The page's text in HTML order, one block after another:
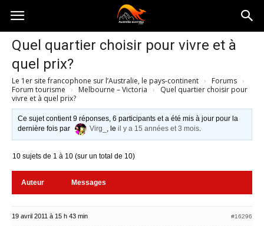
Australia-
australie.com
Quel quartier choisir pour vivre et à
quel prix?
Le 1er site francophone sur l’Australie, le pays-continent › Forums ›
Forum tourisme › Melbourne – Victoria ›
Quel quartier choisir pour
vivre et à quel prix?
Ce sujet contient 9 réponses, 6 participants et a été mis à jour pour la
dernière fois par
Virg_ , leil y a 15 années et 3 mois.
10 sujets de 1 à 10 (sur un total de 10)
Auteur Messages
19 avril 2011 à 15 h 43 min #16296